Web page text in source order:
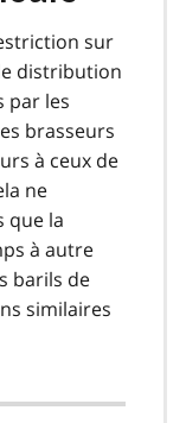
sur
distribution
par les
brasseurs
à ceux de
ne
que la
à autre
barils de
similaires